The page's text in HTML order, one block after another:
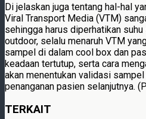
Di jelaskan juga tentang hal-hal
Viral Transport Media (VTM)
sehingga harus diperhatikan
outdoor, selalu menaruh VTM
sampel di dalam cool box dan
keadaan tertutup, serta cara
akan menentukan validasi
penanganan pasien selanjutnya.
TERKAIT